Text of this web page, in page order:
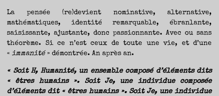
La pensée (re)devient nominative, alternative,
mathématiques, identité remarquable, ébranlante,
saisissante, ajustante, donc passionnante. Avec ou sans
théorème. Si ce n’est ceux de toute une vie, et d’une
«immanité» démontrée. An après an.
« Soit H, Humanité, un ensemble composé d’éléments dits
« êtres humains ». Soit Je, une individue composée
d’éléments dit « êtres humains ». Soit Je, une individue